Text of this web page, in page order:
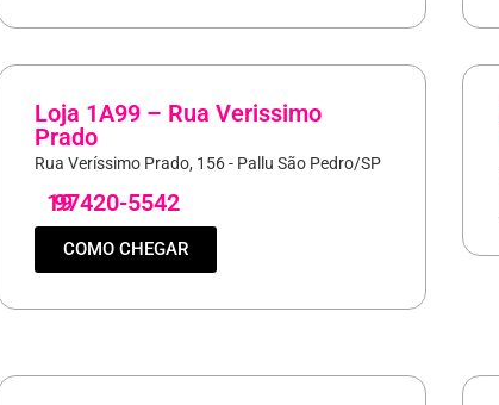
Loja 1A99 – Rua Verissimo
Prado
Rua Veríssimo Prado, 156 - Pallu São Pedro/SP
19
97420-5542
COMO CHEGAR